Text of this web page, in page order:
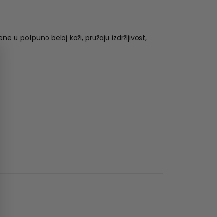
u potpuno beloj koži, pružaju izdržljivost,